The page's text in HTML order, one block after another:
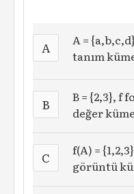
A
A =
tanım
B
B = {2,3}, f
değer
C
f(A) =
görüntü